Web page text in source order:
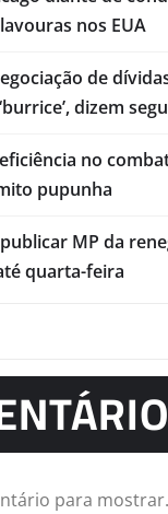
nos EUA
de
dizem
no
pupunha
MP da
quarta-feira
para mostrar.